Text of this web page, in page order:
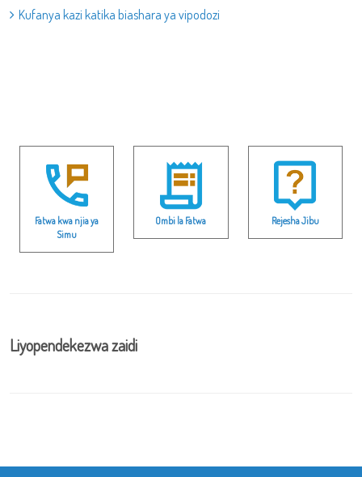
Kufanya kazi katika biashara ya vipodozi
Fatwa kwa njia ya
Simu
Ombi la Fatwa Rejesha Jibu
Liyopendekezwa zaidi